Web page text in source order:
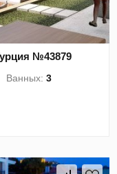
№43879
Ванных:3